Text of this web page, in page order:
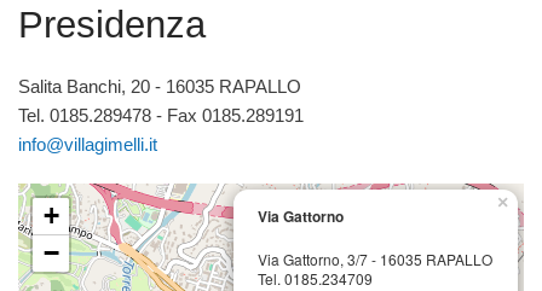
Presidenza
Salita Banchi, 20 - 16035 RAPALLO
Tel. 0185.289478 - Fax 0185.289191
info@villagimelli.it
Via Gattorno
Via Gattorno, 3/7 - 16035 RAPALLO
Tel. 0185.234709
×
+
−